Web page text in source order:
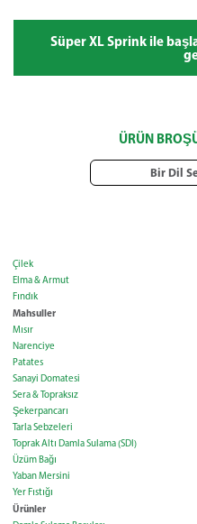
Süper XL Sprink ile
ÜRÜN
Bir Dil
Çilek
Elma & Armut
Fındık
Mahsuller
Mısır
Narenciye
Patates
Sanayi Domatesi
Sera & Topraksız
Şekerpancarı
Tarla Sebzeleri
Toprak Altı Damla Sulama (SDI)
Üzüm Bağı
Yaban Mersini
Yer Fıstığı
Ürünler